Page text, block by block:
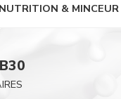
NUTRITION & MINCEUR